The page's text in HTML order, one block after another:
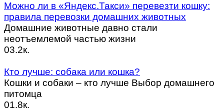
Можно ли в «Яндекс.Такси» перевезти кошку:
правила перевозки домашних животных
Домашние животные давно стали
неотъемлемой частью жизни
03.2к.
Кто лучше: собака или кошка?
Кошки и собаки – кто лучше Выбор домашнего
питомца
01.8к.